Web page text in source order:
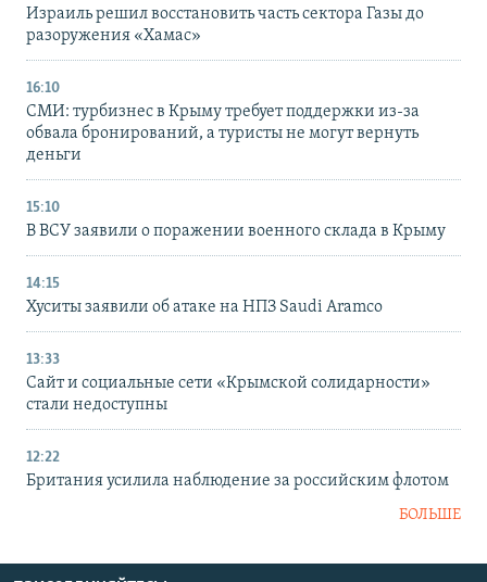
Израиль решил восстановить часть сектора Газы до
разоружения «Хамас»
16:10
СМИ: турбизнес в Крыму требует поддержки из-за
обвала бронирований, а туристы не могут вернуть
деньги
15:10
В ВСУ заявили о поражении военного склада в Крыму
14:15
Хуситы заявили об атаке на НПЗ Saudi Aramco
13:33
Сайт и социальные сети «Крымской солидарности»
стали недоступны
12:22
Британия усилила наблюдение за российским флотом
БОЛЬШЕ